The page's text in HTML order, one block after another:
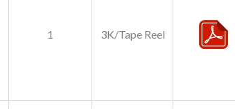
1 3K/Tape Reel